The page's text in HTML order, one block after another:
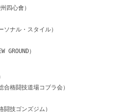
心會）
ル・スタイル）
）
技道場コブラ会）
ゴンズジム）